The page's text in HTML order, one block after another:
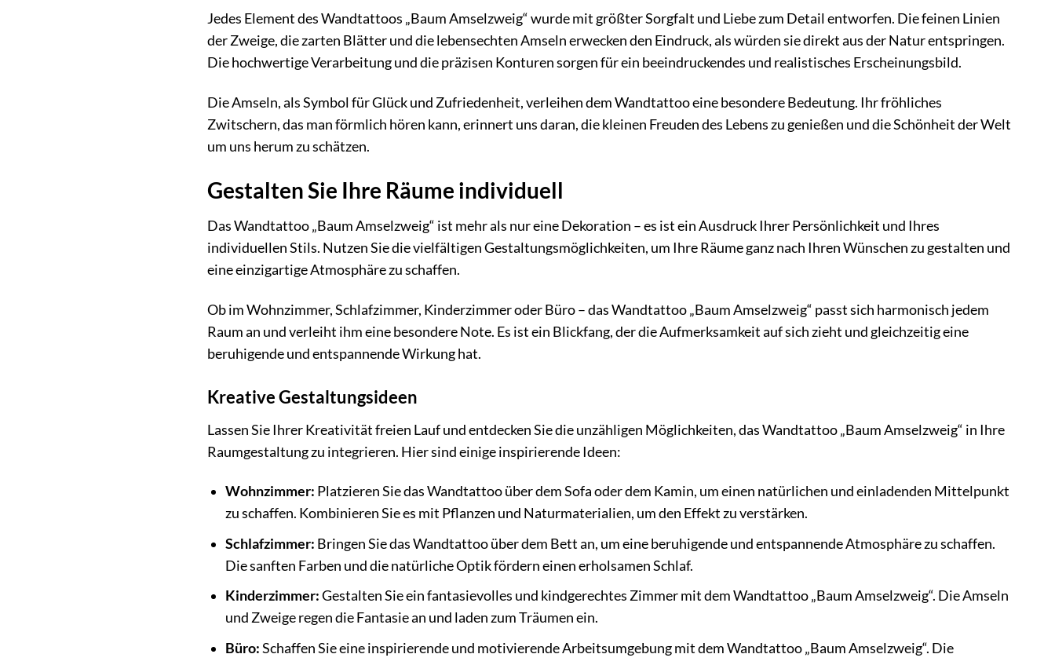
Jedes Element des Wandtattoos „Baum Amselzweig“ wurde mit größter Sorgfalt und Liebe zum Detail entworfen. Die feinen Linien
der Zweige, die zarten Blätter und die lebensechten Amseln erwecken den Eindruck, als würden sie direkt aus der Natur entspringen.
Die hochwertige Verarbeitung und die präzisen Konturen sorgen für ein beeindruckendes und realistisches Erscheinungsbild.
Die Amseln, als Symbol für Glück und Zufriedenheit, verleihen dem Wandtattoo eine besondere Bedeutung. Ihr fröhliches
Zwitschern, das man förmlich hören kann, erinnert uns daran, die kleinen Freuden des Lebens zu genießen und die Schönheit der Welt
um uns herum zu schätzen.
Gestalten Sie Ihre Räume individuell
Das Wandtattoo „Baum Amselzweig“ ist mehr als nur eine Dekoration – es ist ein Ausdruck Ihrer Persönlichkeit und Ihres
individuellen Stils. Nutzen Sie die vielfältigen Gestaltungsmöglichkeiten, um Ihre Räume ganz nach Ihren Wünschen zu gestalten und
eine einzigartige Atmosphäre zu schaffen.
Ob im Wohnzimmer, Schlafzimmer, Kinderzimmer oder Büro – das Wandtattoo „Baum Amselzweig“ passt sich harmonisch jedem
Raum an und verleiht ihm eine besondere Note. Es ist ein Blickfang, der die Aufmerksamkeit auf sich zieht und gleichzeitig eine
beruhigende und entspannende Wirkung hat.
Kreative Gestaltungsideen
Lassen Sie Ihrer Kreativität freien Lauf und entdecken Sie die unzähligen Möglichkeiten, das Wandtattoo „Baum Amselzweig“ in Ihre
Raumgestaltung zu integrieren. Hier sind einige inspirierende Ideen:
Wohnzimmer: Platzieren Sie das Wandtattoo über dem Sofa oder dem Kamin, um einen natürlichen und einladenden Mittelpunkt
zu schaffen. Kombinieren Sie es mit Pflanzen und Naturmaterialien, um den Effekt zu verstärken.
Schlafzimmer: Bringen Sie das Wandtattoo über dem Bett an, um eine beruhigende und entspannende Atmosphäre zu schaffen.
Die sanften Farben und die natürliche Optik fördern einen erholsamen Schlaf.
Kinderzimmer:Gestalten Sie ein fantasievolles und kindgerechtes Zimmer mit dem Wandtattoo „Baum Amselzweig“. Die Amseln
und Zweige regen die Fantasie an und laden zum Träumen ein.
Büro:Schaffen Sie eine inspirierende und motivierende Arbeitsumgebung mit dem Wandtattoo „Baum Amselzweig“. Die